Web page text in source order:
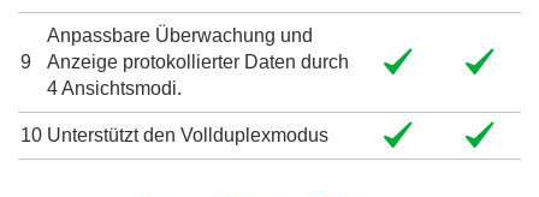
9
Anpassbare Überwachung und
Anzeige protokollierter Daten durch
4 Ansichtsmodi.
10 Unterstützt den Vollduplexmodus